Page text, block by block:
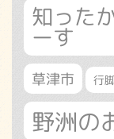
知った
ーす
草津市 行
野洲の